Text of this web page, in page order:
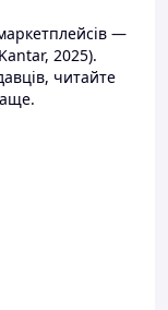
—
2025).
читайте